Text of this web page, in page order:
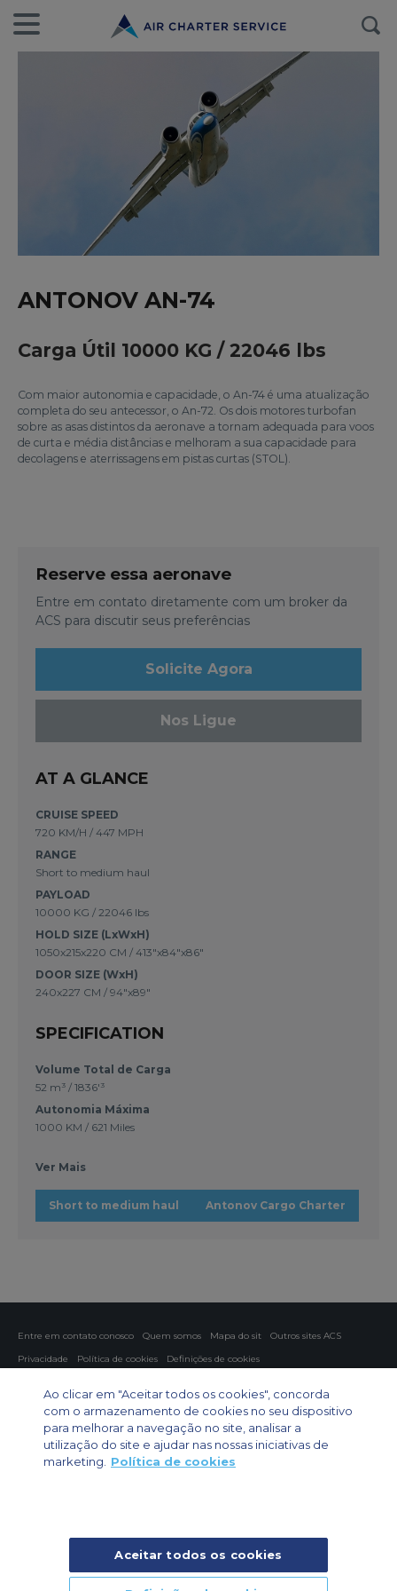
ANTONOV AN-74
Carga Útil 10000 KG / 22046 lbs
Com maior autonomia e capacidade, o An-74 é uma atualização
completa do seu antecessor, o An-72. Os dois motores turbofan
sobre as asas distintos da aeronave a tornam adequada para voos
de curta e média distâncias e melhoram a sua capacidade para
decolagens e aterrissagens em pistas curtas (STOL).
Reserve essa aeronave
Entre em contato diretamente com um broker da
ACS para discutir seus preferências
Solicite Agora
Nos Ligue
AT A GLANCE
CRUISE SPEED
720 KM/H / 447 MPH
RANGE
Short to medium haul
PAYLOAD
10000 KG / 22046 lbs
HOLD SIZE (LxWxH)
1050x215x220 CM / 413"x84"x86"
DOOR SIZE (WxH)
240x227 CM / 94"x89"
SPECIFICATION
Volume Total de Carga
52 m³ / 1836'³
Autonomia Máxima
1000 KM / 621 Miles
Ver Mais
Short to medium haul Antonov Cargo Charter
Entre em contato conosco Quem somos Mapa do sit
Outros sites ACS
Privacidade
Política de cookies
Definições de cookies
Guia de aeronaves
Private Charter App
© 2026 Air Charter Service | Rua Funchal, 411 5 andar sala 13, Vila
Olimpia, Sao Paulo-SP Brasil, CEP 04551-060, Brazil, South America |
Chárter Privado +55 1135860500 | Chárter de Carga +55 1140821150 |
Ao clicar em "Aceitar todos os cookies", concorda
com o armazenamento de cookies no seu dispositivo
para melhorar a navegação no site, analisar a
utilização do site e ajudar nas nossas iniciativas de
marketing.
Política de cookies
Aceitar todos os cookies